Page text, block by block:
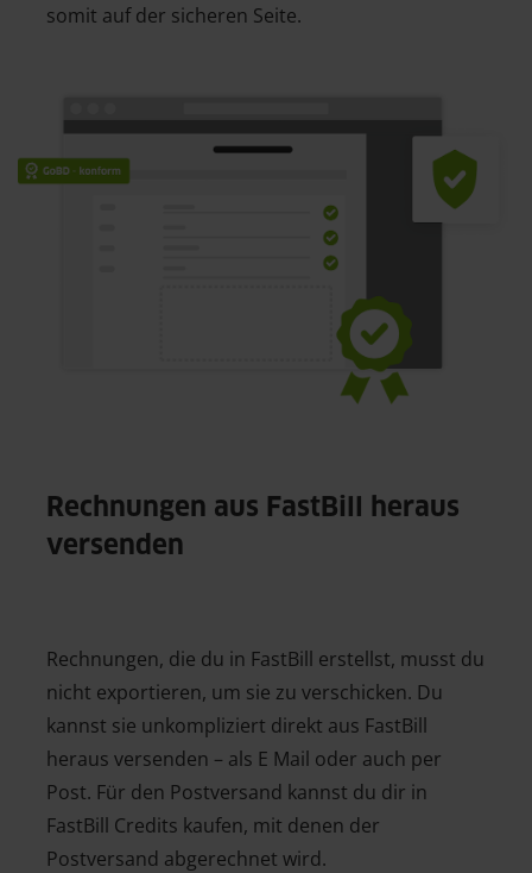
somit auf der sicheren Seite.
Rechnungen aus FastBill heraus
versenden
Rechnungen, die du in FastBill erstellst, musst du
nicht exportieren, um sie zu verschicken. Du
kannst sie unkompliziert direkt aus FastBill
heraus versenden – als E Mail oder auch per
Post. Für den Postversand kannst du dir in
FastBill Credits kaufen, mit denen der
Postversand abgerechnet wird.